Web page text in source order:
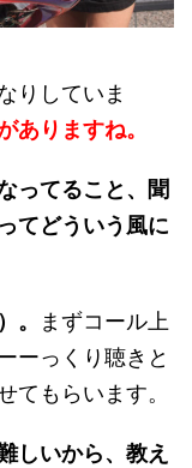
りしていま
ありますね。
ってること、聞
てどういう風に
。
まずコール上
ーっくり聴きと
てもらいます。
しいから、教え